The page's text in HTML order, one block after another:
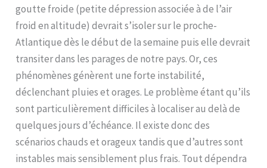
goutte froide (petite dépression associée à de l’air
froid en altitude) devrait s’isoler sur le proche-
Atlantique dès le début de la semaine puis elle devrait
transiter dans les parages de notre pays. Or, ces
phénomènes génèrent une forte instabilité,
déclenchant pluies et orages. Le problème étant qu’ils
sont particulièrement difficiles à localiser au delà de
quelques jours d’échéance. Il existe donc des
scénarios chauds et orageux tandis que d’autres sont
instables mais sensiblement plus frais. Tout dépendra